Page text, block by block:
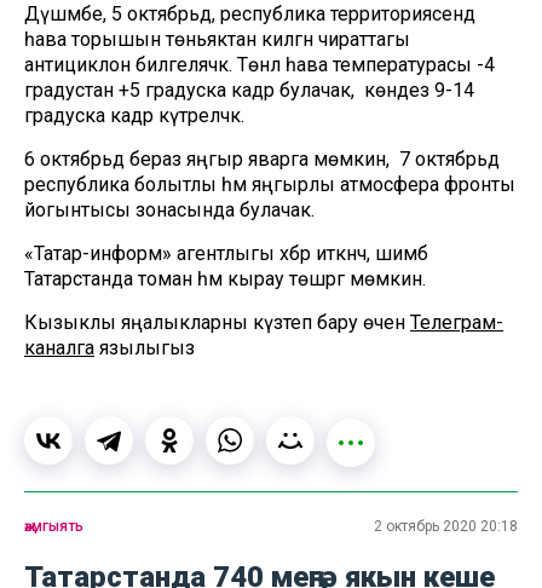
Дүшәмбе, 5 октябрьдә, республика территориясендә
һава торышын төньяктан килгән чираттагы
антициклон билгеләячәк. Төнлә һава температурасы -4
градустан +5 градуска кадәр булачак, ә көндез 9-14
градуска кадәр күтәреләчәк.
6 октябрьдә бераз яңгыр яварга мөмкин, ә 7 октябрьдә
республика болытлы һәм яңгырлы атмосфера фронты
йогынтысы зонасында булачак.
«Татар-информ» агентлыгы хәбәр иткәнчә, шимбә
Татарстанда томан һәм кырау төшәргә мөмкин.
Кызыклы яңалыкларны күзәтеп бару өчен Телеграм-
каналга язылыгыз
җәмгыять 2 октябрь 2020 20:18
Татарстанда 740 меңгә якын кеше